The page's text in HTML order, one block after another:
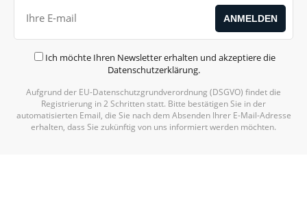
Ich möchte Ihren Newsletter erhalten und akzeptiere die
Datenschutzerklärung.
Aufgrund der EU-Datenschutzgrundverordnung (DSGVO) findet die
Registrierung in 2 Schritten statt. Bitte bestätigen Sie in der
automatisierten Email, die Sie nach dem Absenden Ihrer E-Mail-Adresse
erhalten, dass Sie zukünftig von uns informiert werden möchten.